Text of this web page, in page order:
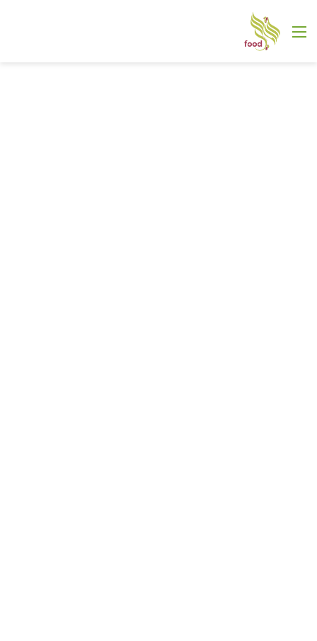
القائمة